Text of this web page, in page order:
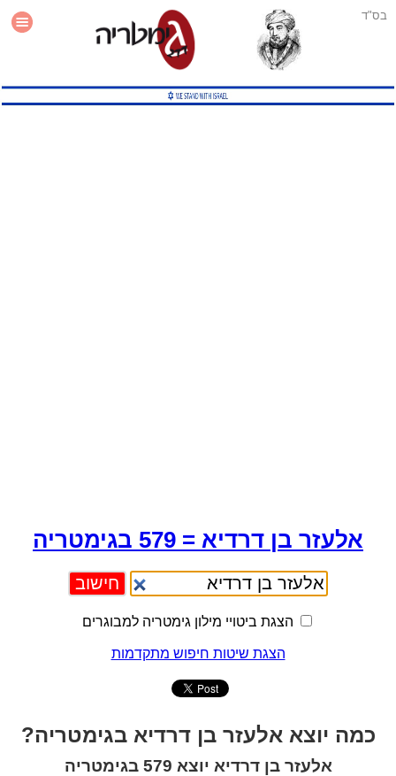
בס"ד
עזרה
אלעזר בן דרדיא = 579 בגימטריה
הצגת ביטויי מילון גימטריה למבוגרים
הצגת שיטות חיפוש מתקדמות
כמה יוצא אלעזר בן דרדיא בגימטריה?
אלעזר בן דרדיא יוצא 579 בגימטריה